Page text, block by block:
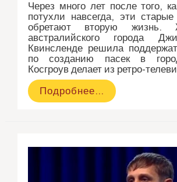
Через много лет после того,
потухли навсегда, эти старые
обретают вторую жизнь.
австралийского города
Квинсленде решила
по созданию пасек в
Косгроув делает из ретро-
Улья
из
(видео)
Подробнее…